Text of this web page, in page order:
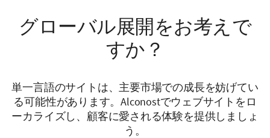
グローバル展開をお考えで
すか？
単一言語のサイトは、主要市場での成長を妨げてい
る可能性があります。Alconostでウェブサイトをロ
ーカライズし、顧客に愛される体験を提供しましょ
う。